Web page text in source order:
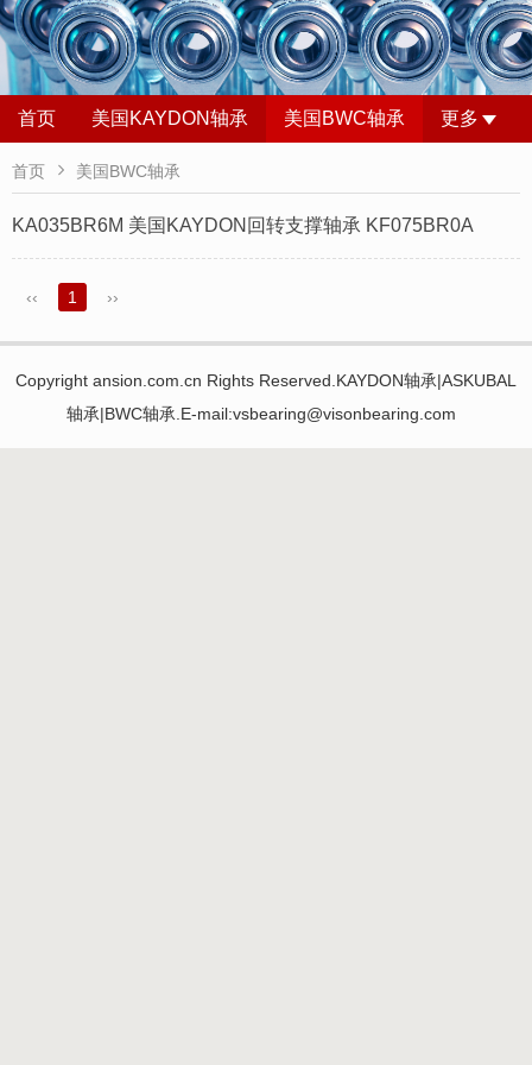
首页 美国KAYDON轴承 美国BWC轴承 更多
首页  美国BWC轴承
KA035BR6M 美国KAYDON回转支撑轴承 KF075BR0A
‹‹ 1 ››
Copyright ansion.com.cn Rights Reserved.KAYDON轴承|ASKUBAL
轴承|BWC轴承.E-mail:vsbearing@visonbearing.com